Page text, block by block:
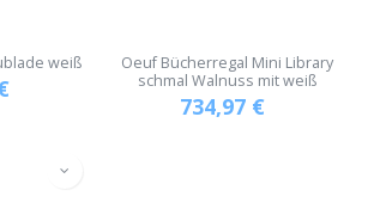
weiß
Oeuf Bücherregal Mini Library
schmal Walnuss mit weiß
734,97 €